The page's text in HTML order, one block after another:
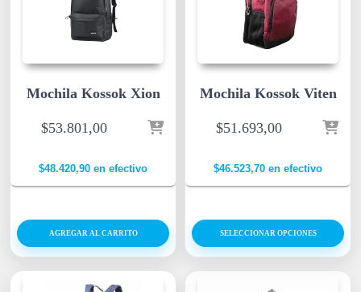
Mochila Kossok Xion
$53.801,00
$48.420,90 en efectivo
AGREGAR AL CARRITO
Mochila Kossok Viten
$51.693,00
$46.523,70 en efectivo
SELECCIONAR OPCIONES